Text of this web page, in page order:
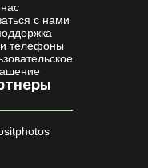
с нами
телефоны